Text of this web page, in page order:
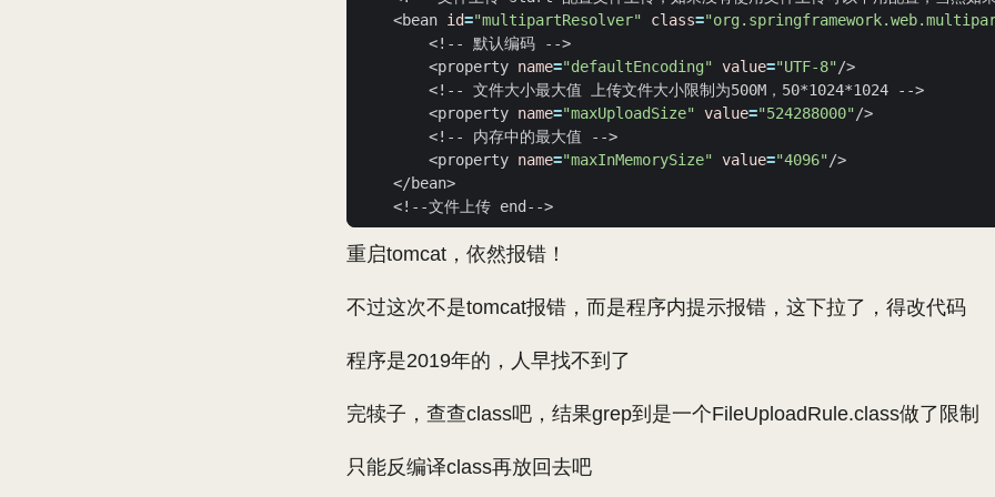
    <bean
id="multipartResolver" class=
        <property
name="defaultEncoding" value="UTF-8"
        <property
name="maxUploadSize" value="524288000"
        <property
name="maxInMemorySize" value="4096"
重启tomcat，依然报错！
不过这次不是tomcat报错，而是程序内提示报错，这下拉了，得改代码
程序是2019年的，人早找不到了
完犊子，查查class吧，结果grep到是一个FileUploadRule.class做了限制
只能反编译class再放回去吧